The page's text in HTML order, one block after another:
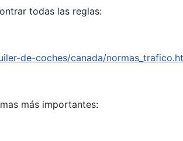
todas las reglas:
de-coches/canada/
más importantes: